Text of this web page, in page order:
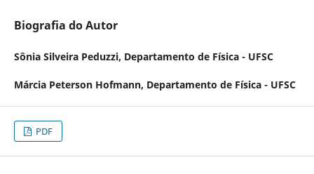
Biografia do Autor
Sônia Silveira Peduzzi, Departamento de Física - UFSC
Márcia Peterson Hofmann, Departamento de Física - UFSC
PDF